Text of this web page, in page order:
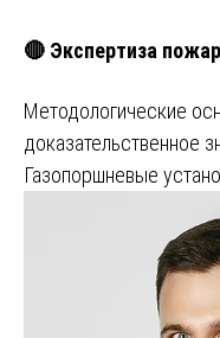
🔴 Экспертиза
Методологические
доказательственное
Газопоршневые